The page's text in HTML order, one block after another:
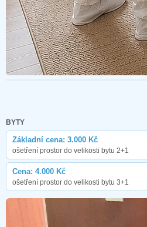
BYTY
Základní cena: 3.000 Kč
ošetření prostor do velikosti bytu 2+1
Cena: 4.000 Kč
ošetření prostor do velikosti bytu 3+1